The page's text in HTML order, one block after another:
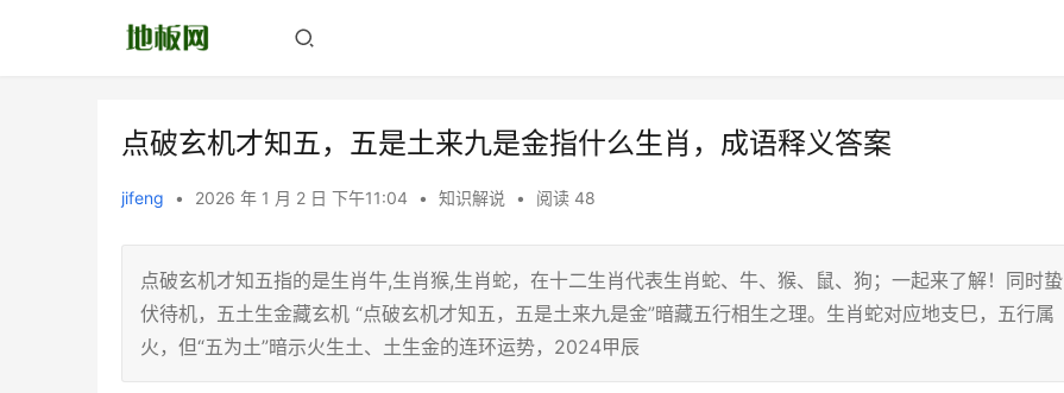
点破玄机才知五，五是土来九是金指什么生肖，成语释义答案
jifeng • 2026 年 1 月 2 日 下午11:04 • 知识解说 • 阅读 48
点破玄机才知五指的是生肖牛,生肖猴,生肖蛇，在十二生肖代表生肖蛇、牛、猴、鼠、狗；一起来了解！同时蛰
伏待机，五土生金藏玄机 “点破玄机才知五，五是土来九是金”暗藏五行相生之理。生肖蛇对应地支巳，五行属
火，但“五为土”暗示火生土、土生金的连环运势，2024甲辰